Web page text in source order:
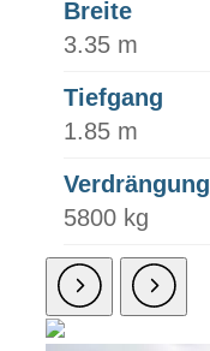
Breite
3.35 m
Tiefgang
1.85 m
Verdrängung
5800 kg